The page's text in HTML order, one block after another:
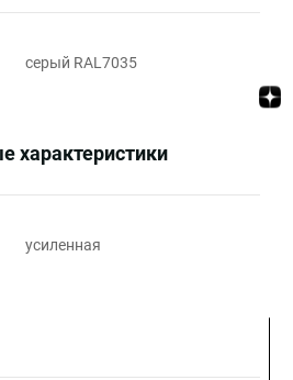
серый RAL7035
характеристики
усиленная